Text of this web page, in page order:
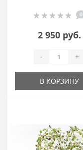
0
2 950 руб.
- +
В КОРЗИНУ